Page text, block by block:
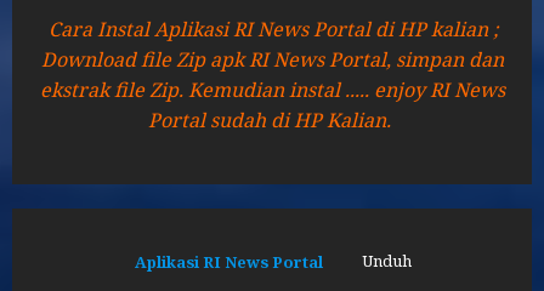
Cara Instal Aplikasi RI News Portal di HP kalian ;
Download file Zip apk RI News Portal, simpan dan
ekstrak file Zip. Kemudian instal ..... enjoy RI News
Portal sudah di HP Kalian.
Aplikasi RI News Portal Unduh